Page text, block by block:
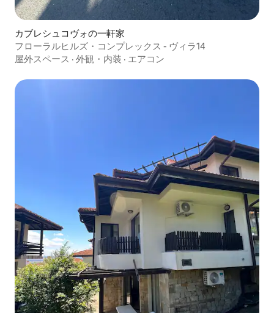
カブレシュコヴォの一軒家
フローラルヒルズ・コンプレックス - ヴィラ14
屋外スペース · 外観・内装 · エアコン